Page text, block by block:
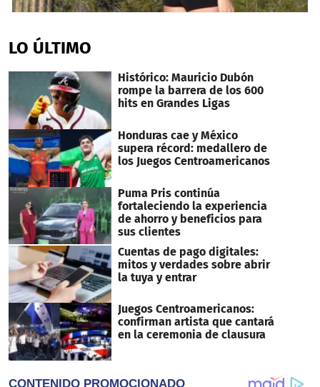
of
1
0
LO ÚLTIMO
Histórico: Mauricio Dubón
rompe la barrera de los 600
hits en Grandes Ligas
Honduras cae y México
supera récord: medallero de
los Juegos Centroamericanos
Puma Pris continúa
fortaleciendo la experiencia
de ahorro y beneficios para
sus clientes
Cuentas de pago digitales:
mitos y verdades sobre abrir
la tuya y entrar
Juegos Centroamericanos:
confirman artista que cantará
en la ceremonia de clausura